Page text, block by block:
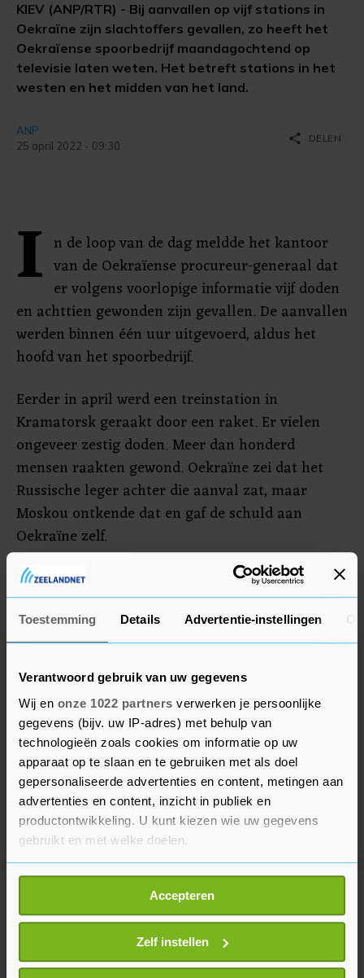
Toestemming Details Advertentie-instellingen
Verantwoord gebruik van uw gegevens
Wij en onze 1022 partners verwerken je persoonlijke
gegevens (bijv. uw IP-adres) met behulp van
technologieën zoals cookies om informatie op uw
apparaat op te slaan en te gebruiken met als doel
gepersonaliseerde advertenties en content, metingen aan
advertenties en content, inzicht in publiek en
productontwikkeling. U kunt kiezen wie uw gegevens
gebruikt en met welke doelen.
Als u het toestaat, willen we ook graag:
Informatie verzamelen over uw geografische
locatie, die tot een paar meter nauwkeurig kan zijn
Uw apparaat identificeren door het actief te
scannen op specifieke eigenschappen (fingerprinting)
Accepteren
Zelf instellen
KIEV (ANP/RTR) - Bij aanvallen op vijf stations in
Oekraïne zijn slachtoffers gevallen, zo heeft het
Oekraïense spoorbedrijf maandagochtend op
televisie laten weten. Het betreft stations in het
westen en het midden van het land.
ANP
25 april 2022 - 09:30
share DELEN
I n de loop van de dag meldde het kantoor
van de Oekraïense procureur-generaal dat
er volgens voorlopige informatie vijf doden
en achttien gewonden zijn gevallen. De aanvallen
werden binnen één uur uitgevoerd, aldus het
hoofd van het spoorbedrijf.
Eerder in april werd een treinstation in
Kramatorsk geraakt door een raket. Er vielen
ongeveer zestig doden. Meer dan honderd
mensen raakten gewond. Oekraïne zei dat het
Russische leger achter die aanval zat, maar
Moskou ontkende dat en gaf de schuld aan
Oekraïne zelf.
Meer uit Buitenland
aanvallen op Zwarte Zee te staken